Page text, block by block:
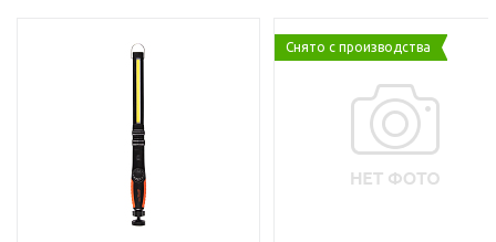
Снято с производства